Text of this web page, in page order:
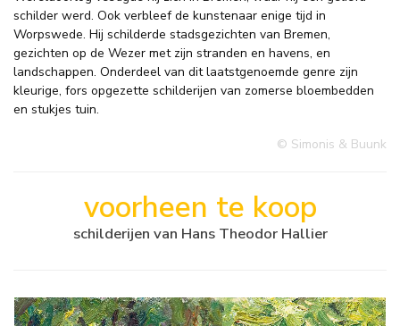
schilder werd. Ook verbleef de kunstenaar enige tijd in
Worpswede. Hij schilderde stadsgezichten van Bremen,
gezichten op de Wezer met zijn stranden en havens, en
landschappen. Onderdeel van dit laatstgenoemde genre zijn
kleurige, fors opgezette schilderijen van zomerse bloembedden
en stukjes tuin.
© Simonis & Buunk
voorheen te koop
schilderijen van Hans Theodor Hallier